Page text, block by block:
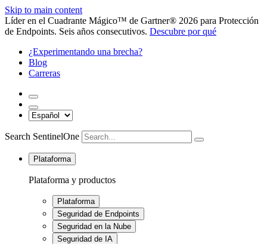
Skip to main content
Líder en el Cuadrante Mágico™ de Gartner® 2026 para Protección
de Endpoints. Seis años consecutivos. Descubre por qué
¿Experimentando una brecha?
Blog
Carreras
Search SentinelOne
Plataforma
Plataforma y productos
Plataforma
Seguridad de Endpoints
Seguridad en la Nube
Seguridad de IA